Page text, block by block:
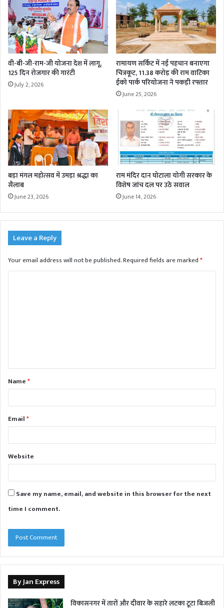
वी-बी-जी-राम-जी योजना देश में लागू,
125 दिन रोजगार की गारंटी
July 2, 2026
रामायण सर्किट में नई पहचान बनाएगा
चित्रकूट, 11.38 करोड़ की राम वाटिका
ईको पार्क परियोजना ने पकड़ी रफ्तार
June 25, 2026
बड़ा मंगल महोत्सव में उमड़ा श्रद्धा का
सैलाब
June 23, 2026
राम मंदिर दान घोटाला योगी सरकार के
विशेष जांच दल पर उठे सवाल
June 14, 2026
Leave a Reply
Your email address will not be published.Required fields are marked*
t
*Name*
Email*
Website
Save my name, email, and website in this browser for the next
time I comment.
By Jan Express
विकासनगर में तारों और दीवार के सहारे लटका टूटा बिजली